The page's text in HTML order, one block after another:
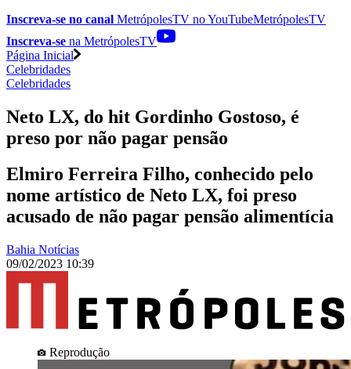
Inscreva-se no canal MetrópolesTV noYouTubeMetrópolesTV
Inscreva-se na MetrópolesTV
Página Inicial
Celebridades
Celebridades
Neto LX, do hit Gordinho Gostoso, é
preso por não pagar pensão
Elmiro Ferreira Filho, conhecido pelo
nome artístico de Neto LX, foi preso
acusado de não pagar pensão alimentícia
Bahia Notícias
09/02/2023 10:39
Reprodução